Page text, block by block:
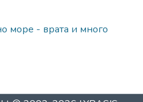
море - врата и много